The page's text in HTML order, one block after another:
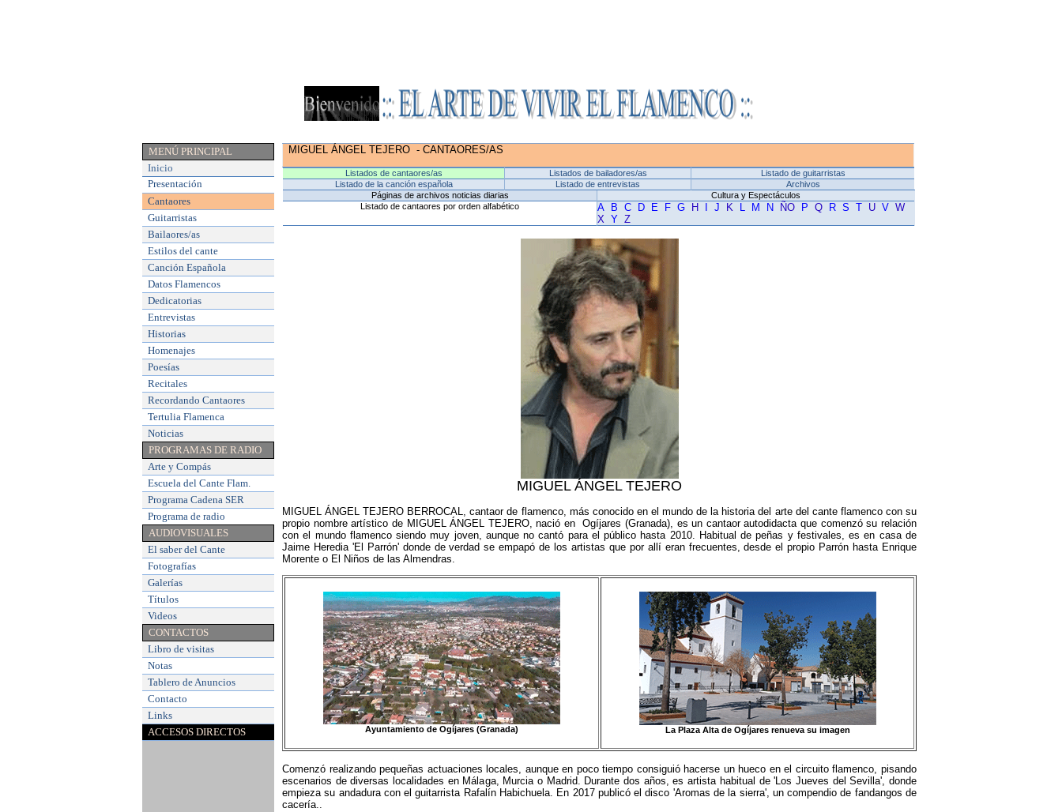
MENÚ PRINCIPAL
Inicio
Presentación
Cantaores
Guitarristas
Bailaores/as
Estilos del cante
Canción Española
Datos Flamencos
Dedicatorias
Entrevistas
Historias
Homenajes
Poesías
Recitales
Recordando Cantaores
Tertulia Flamenca
Noticias
PROGRAMAS DE RADIO
Arte y Compás
Escuela del Cante Flam.
Programa Cadena SER
Programa de radio
AUDIOVISUALES
El saber del Cante
Fotografías
Galerías
Títulos
Videos
CONTACTOS
Libro de visitas
Notas
Tablero de Anuncios
Contacto
Links
ACCESOS DIRECTOS
MIGUEL ÁNGEL TEJERO -CANTAORES/AS
Listados de cantaores/as Listados de bailadores/as
Listado de guitarristas
Listado de la canción española
Listado de entrevistas
Archivos
Páginas de archivos noticias diarias
Cultura y Espectáculos
Listado de cantaores por orden alfabético
A B C D E F G H J K L M N ÑO P Q R S T U V W
X Y Z
MIGUEL ÁNGEL TEJERO
MIGUEL ÁNGEL TEJERO BERROCAL, cantaor de flamenco, más conocido en el mundo de la historia del arte del cante flamenco con su
propio nombre artístico de MIGUEL ÁNGEL TEJERO, nació en Ogíjares (Granada), es un cantaor autodidacta que comenzó su relación
con el mundo flamenco siendo muy joven, aunque no cantó para el público hasta 2010. Habitual de peñas y festivales, es en casa de
Jaime Heredia 'El Parrón' donde de verdad se empapó de los artistas que por allí eran frecuentes, desde el propio Parrón hasta Enrique
Morente o El Niños de las Almendras.
Ayuntamiento de Ogíjares (Granada) La Plaza Alta de Ogíjares renueva su imagen
Comenzó realizando pequeñas actuaciones locales, aunque en poco tiempo consiguió hacerse un hueco en el circuito flamenco, pisando
escenarios de diversas localidades en Málaga, Murcia o Madrid. Durante dos años, es artista habitual de 'Los Jueves del Sevilla', donde
empieza su andadura con el guitarrista Rafalín Habichuela. En 2017 publicó el disco 'Aromas de la sierra', un compendio de fandangos de
cacería..